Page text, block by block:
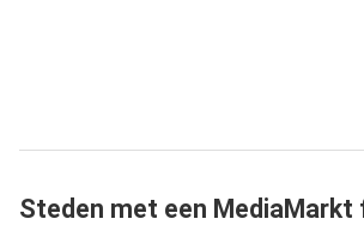
Steden met een MediaMarkt